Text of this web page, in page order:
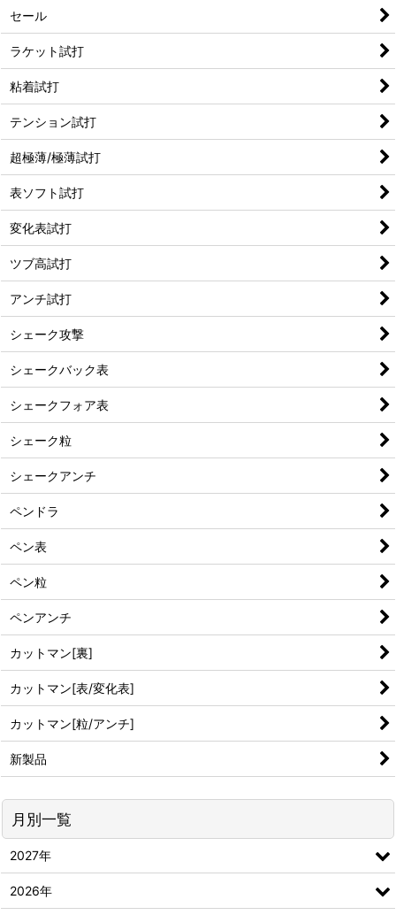
セール
ラケット試打
粘着試打
テンション試打
超極薄/極薄試打
表ソフト試打
変化表試打
ツブ高試打
アンチ試打
シェーク攻撃
シェークバック表
シェークフォア表
シェーク粒
シェークアンチ
ペンドラ
ペン表
ペン粒
ペンアンチ
カットマン[裏]
カットマン[表/変化表]
カットマン[粒/アンチ]
新製品
月別一覧
2027年
2026年